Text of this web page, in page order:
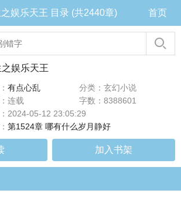
娱乐天王 目录 (共2440章) 首页
娱乐天王
有点心乱
分类：玄幻小说
连载
字数：8388601
2024-05-12 23:05:29
第1524章 哪有什么岁月静好
加入书架